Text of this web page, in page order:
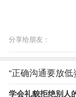
分享给朋友：
“正确沟通要放
学会礼貌拒绝别人